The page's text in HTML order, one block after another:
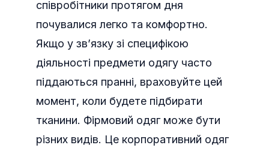
співробітники протягом дня
почувалися легко та комфортно.
Якщо у зв’язку зі специфікою
діяльності предмети одягу часто
піддаються пранні, враховуйте цей
момент, коли будете підбирати
тканини. Фірмовий одяг може бути
різних видів. Це корпоративний одяг